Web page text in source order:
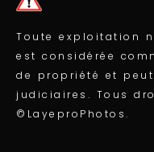
Toute exploitation
est considérée
de propriété et
judiciaires. Tous
©LayeproPhotos.